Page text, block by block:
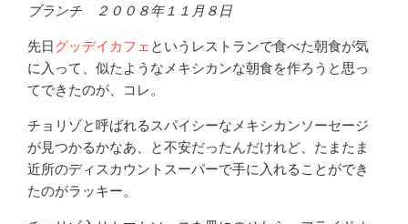
ブランチ ２００８年１１月８日
先日グッデイカフェというレストランで食べた朝食が気
に入って、似たようなメキシカンな朝食を作ろうと思っ
てできたのが、コレ。
チョリゾと呼ばれるスパイシーなメキシカンソーセージ
が見つかるかなあ、と不安だったんだけれど、たまたま
近所のディスカウントスーパーで手に入れることができ
たのがラッキー。